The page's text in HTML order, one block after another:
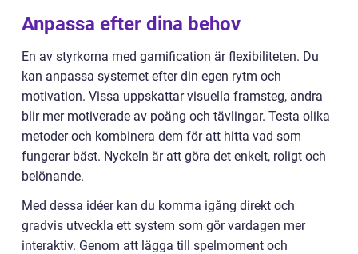
Anpassa efter dina behov
En av styrkorna med gamification är flexibiliteten. Du
kan anpassa systemet efter din egen rytm och
motivation. Vissa uppskattar visuella framsteg, andra
blir mer motiverade av poäng och tävlingar. Testa olika
metoder och kombinera dem för att hitta vad som
fungerar bäst. Nyckeln är att göra det enkelt, roligt och
belönande.
Med dessa idéer kan du komma igång direkt och
gradvis utveckla ett system som gör vardagen mer
interaktiv. Genom att lägga till spelmoment och